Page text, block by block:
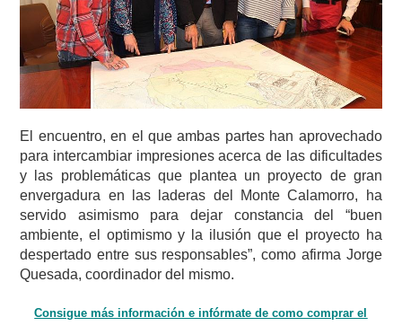
El encuentro, en el que ambas partes han aprovechado
para intercambiar impresiones acerca de las dificultades
y las problemáticas que plantea un proyecto de gran
envergadura en las laderas del Monte Calamorro, ha
servido asimismo para dejar constancia del “buen
ambiente, el optimismo y la ilusión que el proyecto ha
despertado entre sus responsables”, como afirma Jorge
Quesada, coordinador del mismo.
Consigue más información e infórmate de como comprar el